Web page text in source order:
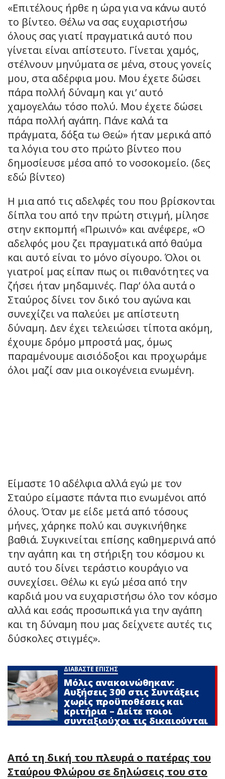
«Επιτέλους ήρθε η ώρα για να κάνω αυτό
το βίντεο. Θέλω να σας ευχαριστήσω
όλους σας γιατί πραγματικά αυτό που
γίνεται είναι απίστευτο. Γίνεται χαμός,
στέλνουν μηνύματα σε μένα, στους γονείς
μου, στα αδέρφια μου. Μου έχετε δώσει
πάρα πολλή δύναμη και γι’ αυτό
χαμογελάω τόσο πολύ. Μου έχετε δώσει
πάρα πολλή αγάπη. Πάνε καλά τα
πράγματα, δόξα τω Θεώ» ήταν μερικά από
τα λόγια του στο πρώτο βίντεο που
δημοσίευσε μέσα από το νοσοκομείο. (δες
εδώ βίντεο)
Η μια από τις αδελφές του που βρίσκονται
δίπλα του από την πρώτη στιγμή, μίλησε
στην εκπομπή «Πρωινό» και ανέφερε, «Ο
αδελφός μου ζει πραγματικά από θαύμα
και αυτό είναι το μόνο σίγουρο. Όλοι οι
γιατροί μας είπαν πως οι πιθανότητες να
ζήσει ήταν μηδαμινές. Παρ’ όλα αυτά ο
Σταύρος δίνει τον δικό του αγώνα και
συνεχίζει να παλεύει με απίστευτη
δύναμη. Δεν έχει τελειώσει τίποτα ακόμη,
έχουμε δρόμο μπροστά μας, όμως
παραμένουμε αισιόδοξοι και προχωράμε
όλοι μαζί σαν μια οικογένεια ενωμένη.
Είμαστε 10 αδέλφια αλλά εγώ με τον
Σταύρο είμαστε πάντα πιο ενωμένοι από
όλους. Όταν με είδε μετά από τόσους
μήνες, χάρηκε πολύ και συγκινήθηκε
βαθιά. Συγκινείται επίσης καθημερινά από
την αγάπη και τη στήριξη του κόσμου κι
αυτό του δίνει τεράστιο κουράγιο να
συνεχίσει. Θέλω κι εγώ μέσα από την
καρδιά μου να ευχαριστήσω όλο τον κόσμο
αλλά και εσάς προσωπικά για την αγάπη
και τη δύναμη που μας δείχνετε αυτές τις
δύσκολες στιγμές».
ΔΙΑΒΑΣΤΕ ΕΠΙΣΗΣ
Μόλις ανακοινώθηκαν:
Αυξήσεις 300 στις Συντάξεις
χωρίς προϋποθέσεις και
κριτήρια – Δείτε ποιοι
συνταξιούχοι τις δικαιούνται
Από τη δική του πλευρά ο πατέρας του
Σταύρου Φλώρου σε δηλώσεις του στο